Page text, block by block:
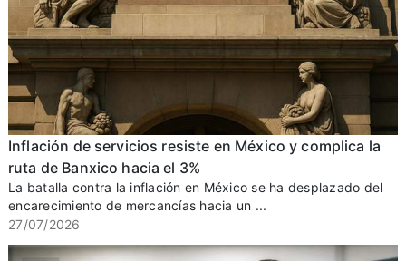
Inflación de servicios resiste en México y complica la
ruta de Banxico hacia el 3%
La batalla contra la inflación en México se ha desplazado del
encarecimiento de mercancías hacia un ...
27/07/2026